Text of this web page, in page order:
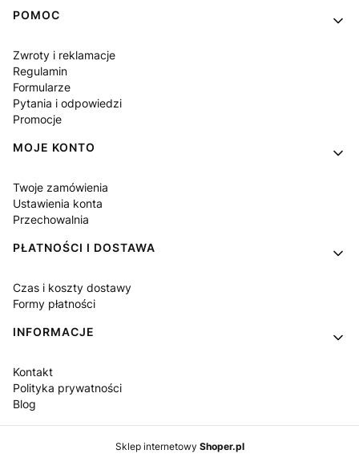
Linki w stopce
POMOC
Zwroty i reklamacje
Regulamin
Formularze
Pytania i odpowiedzi
Promocje
MOJE KONTO
Twoje zamówienia
Ustawienia konta
Przechowalnia
PŁATNOŚCI I DOSTAWA
Czas i koszty dostawy
Formy płatności
INFORMACJE
Kontakt
Polityka prywatności
Blog
Sklep internetowy Shoper.pl